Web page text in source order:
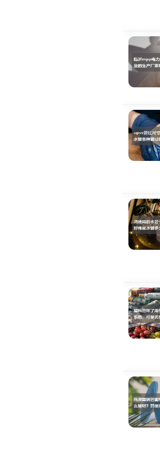
具有
蚀并且
不断
性能
我现
通常这
力。有
埋地
hdpe管
的热塑
用化学
（四氯
电强度
【基本
LDPE略
【燃烧
同时，
【主要
械强度
【主要
印刷，
【应用
【注塑
塑品级
薄壁包
一般的
-230℃；
聚乙烯
缩率为